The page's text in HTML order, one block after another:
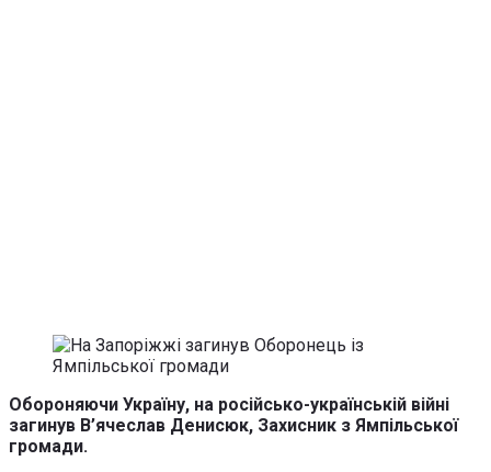
Обороняючи Україну, на російсько-українській війні
загинув В’ячеслав Денисюк, Захисник з Ямпільської
громади.